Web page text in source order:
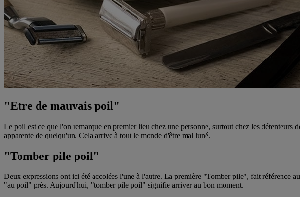
"Etre de mauvais poil"
Le poil est ce que l'on remarque en premier lieu chez une personne, surtout chez les détenteurs
apparente de quelqu'un. Cela arrive à tout le monde d'être mal luné.
"Tomber pile poil"
Deux expressions ont ici été accolées l'une à l'autre. La première "Tomber pile", fait référence
"au poil" près. Aujourd'hui, "tomber pile poil" signifie arriver au bon moment.